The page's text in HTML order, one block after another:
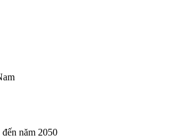
năm 2050